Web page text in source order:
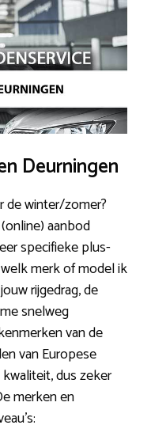
Deurningen
de winter/zomer?
aanbod
specifieke plus-
merk of model ik
rijgedrag, de
snelweg
van de
van Europese
dus zeker
merken en